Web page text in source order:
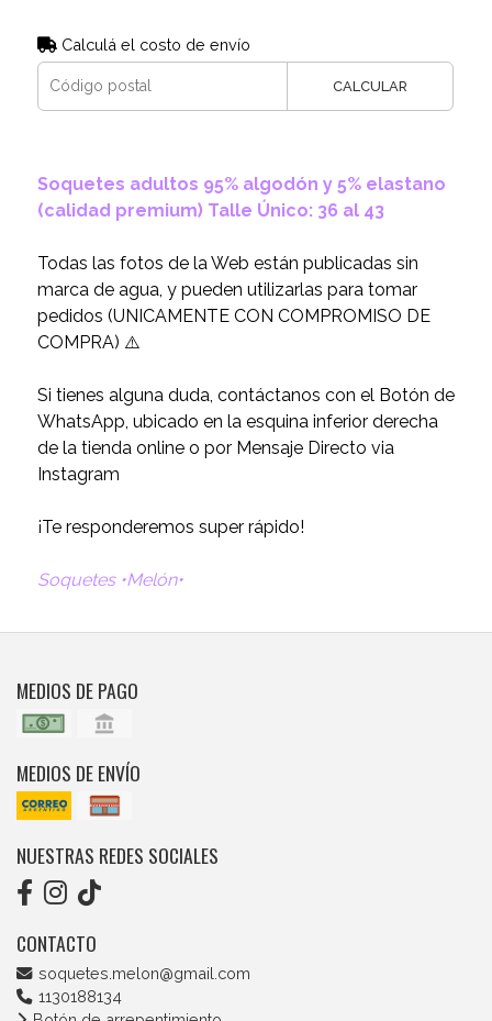
Calculá el costo de envío
CALCULAR
Soquetes adultos 95% algodón y 5% elastano
(calidad premium) Talle Único: 36 al 43
Todas las fotos de la Web están publicadas sin
marca de agua, y pueden utilizarlas para tomar
pedidos (UNICAMENTE CON COMPROMISO DE
COMPRA) ⚠️
Si tienes alguna duda, contáctanos con el Botón de
WhatsApp, ubicado en la esquina inferior derecha
de la tienda online o por Mensaje Directo via
Instagram
¡Te responderemos super rápido!
Soquetes •Melón•
MEDIOS DE PAGO
MEDIOS DE ENVÍO
NUESTRAS REDES SOCIALES
CONTACTO
soquetes.melon@gmail.com
1130188134